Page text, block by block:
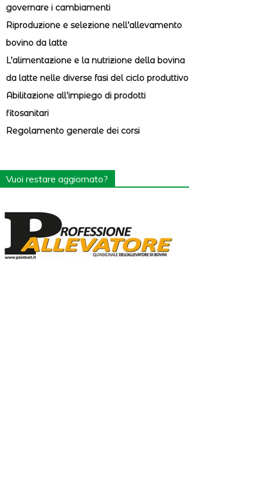
governare i cambiamenti
Riproduzione e selezione nell’allevamento
bovino da latte
L’alimentazione e la nutrizione della bovina
da latte nelle diverse fasi del ciclo produttivo
Abilitazione all’impiego di prodotti
fitosanitari
Regolamento generale dei corsi
Vuoi restare aggiornato?